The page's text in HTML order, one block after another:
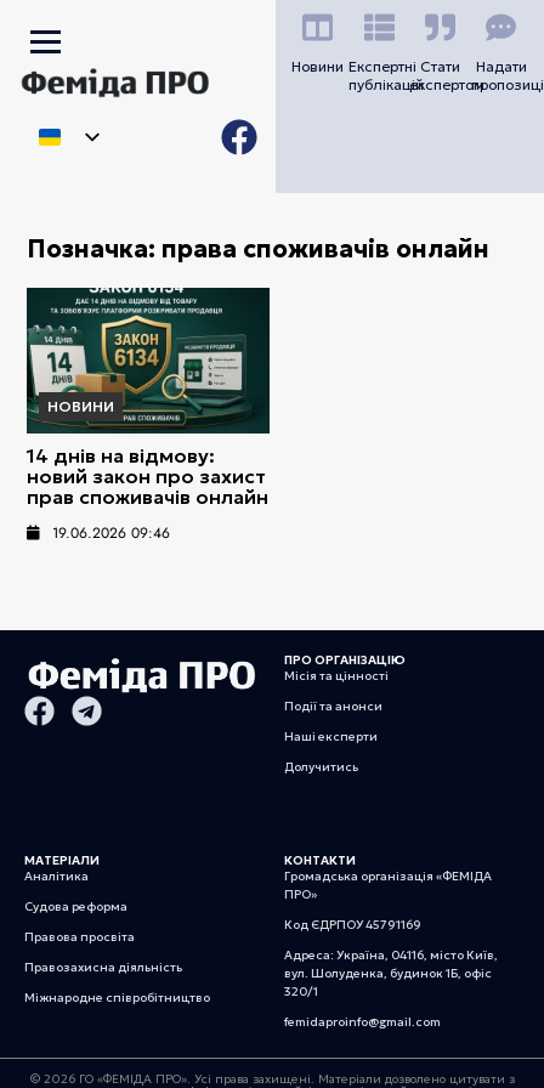
Новини Експертні
публікацій
Стати
експертом
Надати
Позначка: права споживачів онлайн
НОВИНИ
14 днів на відмову:
новий закон про захист
прав споживачів онлайн
19.06.2026 09:46
ПРО ОРГАНІЗАЦІЮ
Місія та цінності
Події та анонси
Наші експерти
Долучитись
МАТЕРІАЛИ
Аналітика
Судова реформа
Правова просвіта
Правозахисна діяльність
Міжнародне співробітництво
КОНТАКТИ
Громадська організація «ФЕМІДА
ПРО»
Код ЄДРПОУ 45791169
Адреса: Україна, 04116, місто Київ,
вул. Шолуденка, будинок 1Б, офіс
320/1
femidaproinfo@gmail.com
© 2026 ГО «ФЕМІДА ПРО». Усі права захищені. Матеріали дозволено цитувати з